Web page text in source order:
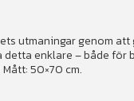
utmaningar genom
enklare – både
50×70 cm.